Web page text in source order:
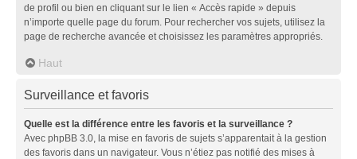
de profil ou bien en cliquant sur le lien « Accès rapide » depuis
n’importe quelle page du forum. Pour rechercher vos sujets, utilisez la
page de recherche avancée et choisissez les paramètres appropriés.
Haut
Surveillance et favoris
Quelle est la différence entre les favoris et la surveillance ?
Avec phpBB 3.0, la mise en favoris de sujets s’apparentait à la gestion
des favoris dans un navigateur. Vous n’étiez pas notifié des mises à